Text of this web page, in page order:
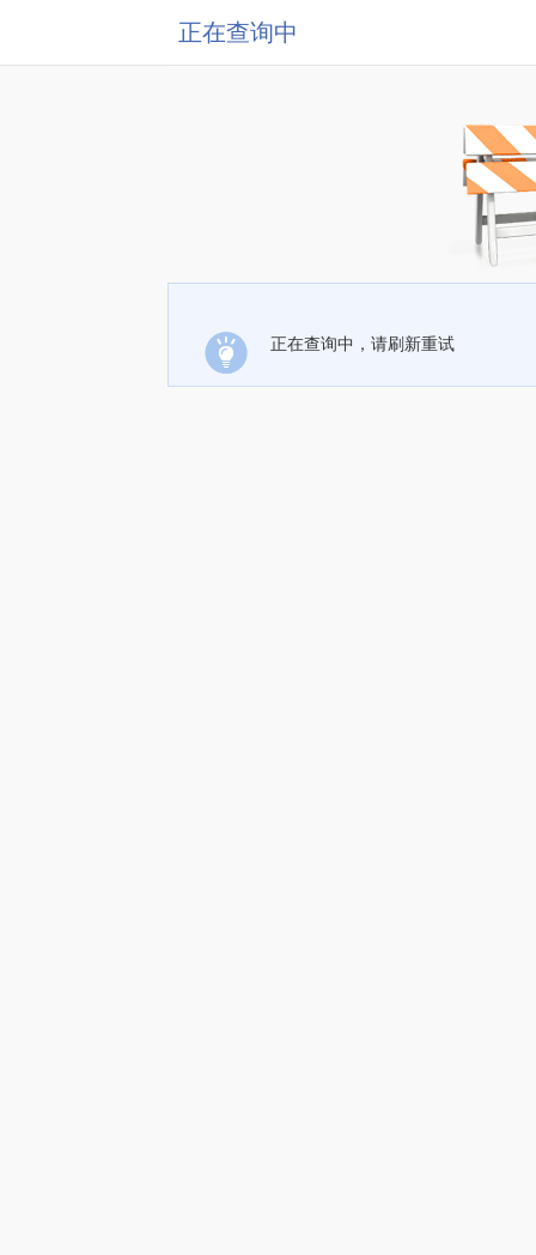
正在查询中
正在查询中，请刷新重试